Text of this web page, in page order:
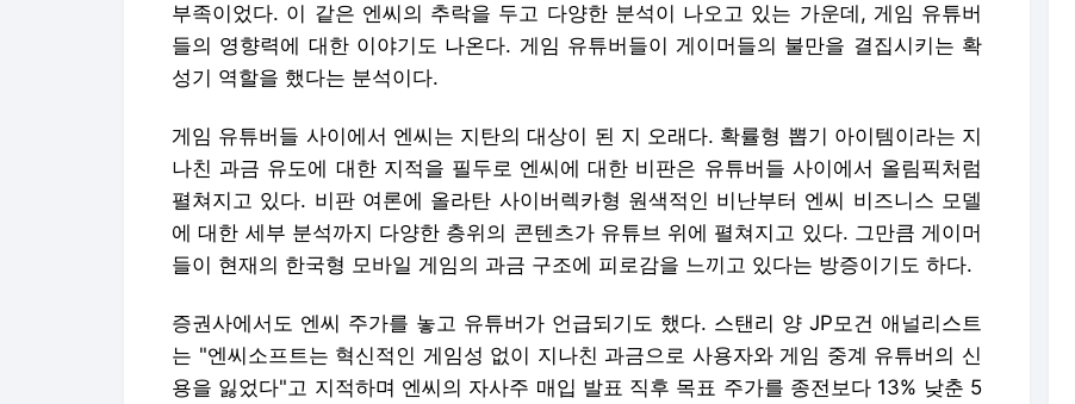
부족이었다. 이 같은 엔씨의 추락을 두고 다양한 분석이 나오고 있는 가운데, 게임 유튜버
들의 영향력에 대한 이야기도 나온다. 게임 유튜버들이 게이머들의 불만을 결집시키는 확
성기 역할을 했다는 분석이다.
게임 유튜버들 사이에서 엔씨는 지탄의 대상이 된 지 오래다. 확률형 뽑기 아이템이라는 지
나친 과금 유도에 대한 지적을 필두로 엔씨에 대한 비판은 유튜버들 사이에서 올림픽처럼
펼쳐지고 있다. 비판 여론에 올라탄 사이버렉카형 원색적인 비난부터 엔씨 비즈니스 모델
에 대한 세부 분석까지 다양한 층위의 콘텐츠가 유튜브 위에 펼쳐지고 있다. 그만큼 게이머
들이 현재의 한국형 모바일 게임의 과금 구조에 피로감을 느끼고 있다는 방증이기도 하다.
증권사에서도 엔씨 주가를 놓고 유튜버가 언급되기도 했다. 스탠리 양 JP모건 애널리스트
는 "엔씨소프트는 혁신적인 게임성 없이 지나친 과금으로 사용자와 게임 중계 유튜버의 신
용을 잃었다"고 지적하며 엔씨의 자사주 매입 발표 직후 목표 주가를 종전보다 13% 낮춘 5